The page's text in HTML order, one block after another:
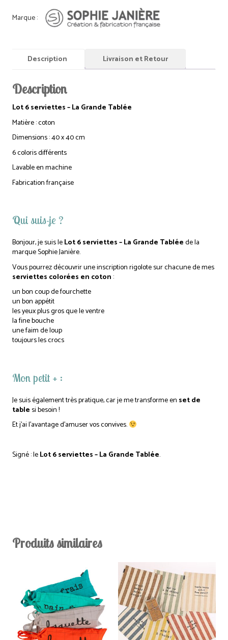
Description Livraison et Retour
Description
Lot 6 serviettes – La Grande Tablée
Matière : coton
Dimensions : 40 x 40 cm
6 coloris différents
Lavable en machine
Fabrication française
Qui suis-je ?
Bonjour, je suis leLot 6 serviettes – La Grande Tabléede la
marque Sophie Janière.
Vous pourrez découvrir une inscription rigolote sur chacune de mes
serviettes colorées en coton :
un bon coup de fourchette
un bon appétit
les yeux plus gros que le ventre
la fine bouche
une faim de loup
toujours les crocs
Mon petit + :
Je suis également très pratique, car je me transforme en set de
table si besoin !
Et j’ai l’avantage d’amuser vos convives.
Signé : leLot 6 serviettes – La Grande Tablée.
Produits similaires
plusieurs
variations.
options
peuvent